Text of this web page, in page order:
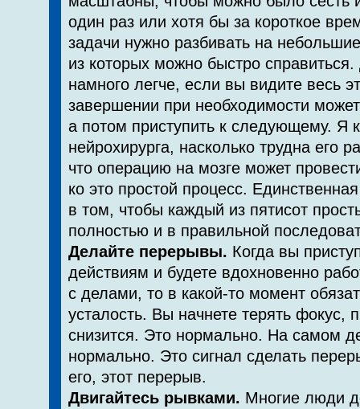
один раз или хотя бы за короткое
задачи нужно разбивать на
из которых можно быстро справиться.
намного легче, если вы видите весь
завершении при не­обходимости
а потом приступить к следую­щему. Я
нейрохирурга, насколько трудна его
что операцию на мозге может
ко это простой процесс.
в том, чтобы каждый из пятисот
полностью и в правиль­ной
Делайте перерывы. Когда вы
действиям и будете вдохновенно
с делами, то в какой-то момент
усталость. Вы начнете терять фокус,
снизится. Это нормально. На самом
нормально. Это сигнал сделать
его, этот перерыв.
Двигайтесь рывками. Многие люди